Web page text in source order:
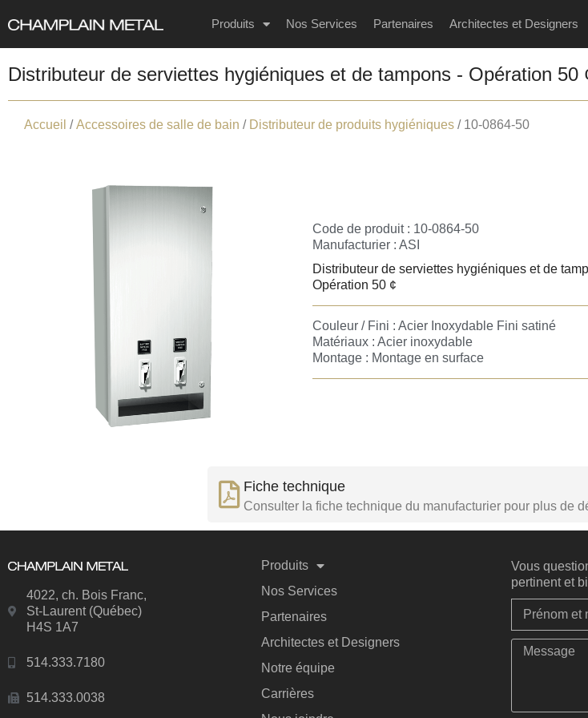
Produits Nos Services Partenaires Architectes et Designers
Distributeur de serviettes hygiéniques et de tampons - Opération 50
Accueil /Accessoires de salle de bain / Distributeur de produits hygiéniques / 10-0864-50
Code de produit : 10-0864-50
Manufacturier : ASI
Distributeur de serviettes hygiéniques et de
Opération 50 ¢
Couleur / Fini : Acier Inoxydable Fini satiné
Matériaux : Acier inoxydable
Montage : Montage en surface
Fiche technique
Consulter la fiche technique du manufacturier pour plus de
4022, ch. Bois Franc,
St-Laurent (Québec)
H4S 1A7
514.333.7180
514.333.0038
Produits
Nos Services
Partenaires
Architectes et Designers
Notre équipe
Carrières
Vous
pertinent et